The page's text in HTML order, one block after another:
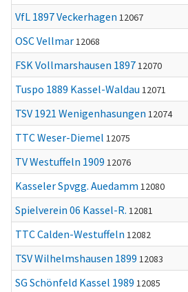
VfL 1897 Veckerhagen 12067
OSC Vellmar12068
FSK Vollmarshausen 189712070
Tuspo 1889 Kassel-Waldau 12071
TSV 1921 Wenigenhasungen 12074
TTC Weser-Diemel 12075
TV Westuffeln 1909 12076
Kasseler Spvgg. Auedamm 12080
Spielverein 06 Kassel-R. 12081
TTC Calden-Westuffeln 12082
TSV Wilhelmshausen 1899 12083
SG Schönfeld Kassel 1989 12085